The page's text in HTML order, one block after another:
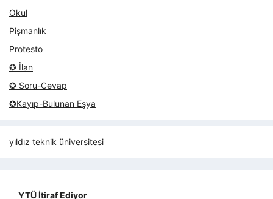
Okul
Pişmanlık
Protesto
✪ İlan
✪ Soru-Cevap
✪Kayıp-Bulunan Eşya
yıldız teknik üniversitesi
YTÜ İtiraf Ediyor